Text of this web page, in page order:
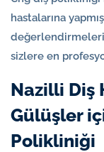
hastalarına
sizlere en
Nazilli Diş
Gülüşler
Polikliniği